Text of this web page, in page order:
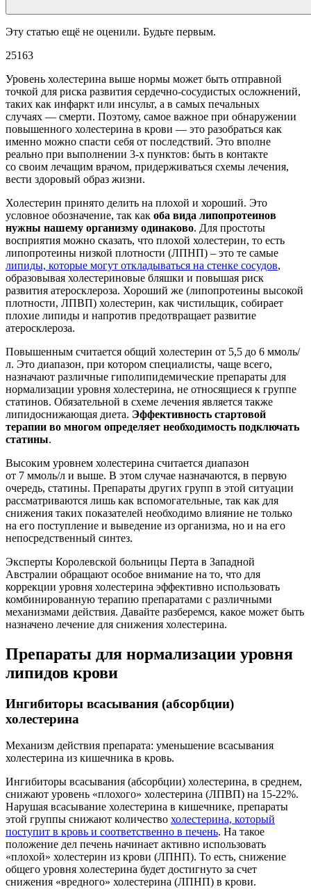
Эту статью ещё не оценили. Будьте первым.
25163
Уровень холестерина выше нормы может быть отправной
точкой для риска развития сердечно-сосудистых осложнений,
таких как инфаркт или инсульт, а в самых печальных
случаях — смерти. Поэтому, самое важное при обнаружении
повышенного холестерина в крови — это разобраться как
именно можно спасти себя от последствий. Это вполне
реально при выполнении 3-х пунктов: быть в контакте
со своим лечащим врачом, придерживаться схемы лечения,
вести здоровый образ жизни.
Холестерин принято делить на плохой и хороший. Это
условное обозначение, так как оба вида липопротеинов
нужны нашему организму одинаково. Для простоты
восприятия можно сказать, что плохой холестерин, то есть
липопротеины низкой плотности (ЛПНП) – это те самые
липиды, которые могут откладываться на стенке сосудов,
образовывая холестериновые бляшки и повышая риск
развития атеросклероза. Хороший же (липопротеины высокой
плотности, ЛПВП) холестерин, как чистильщик, собирает
плохие липиды и напротив предотвращает развитие
атеросклероза.
Повышенным считается общий холестерин от 5,5 до 6 ммоль/
л. Это диапазон, при котором специалисты, чаще всего,
назначают различные гиполипидемические препараты для
нормализации уровня холестерина, не относящиеся к группе
статинов. Обязательной в схеме лечения является также
липидоснижающая диета. Эффективность стартовой
терапии во многом определяет необходимость подключать
статины.
Высоким уровнем холестерина считается диапазон
от 7 ммоль/л и выше. В этом случае назначаются, в первую
очередь, статины. Препараты других групп в этой ситуации
рассматриваются лишь как вспомогательные, так как для
снижения таких показателей необходимо влияние не только
на его поступление и выведение из организма, но и на его
непосредственный синтез.
Эксперты Королевской больницы Перта в Западной
Австралии обращают особое внимание на то, что для
коррекции уровня холестерина эффективно использовать
комбинированную терапию препаратами с различными
механизмами действия. Давайте разберемся, какое может быть
назначено лечение для снижения холестерина.
Препараты для нормализации уровня
липидов крови
Ингибиторы всасывания (абсорбции)
холестерина
Механизм действия препарата: уменьшение всасывания
холестерина из кишечника в кровь.
Ингибиторы всасывания (абсорбции) холестерина, в среднем,
снижают уровень «плохого» холестерина (ЛПВП) на 15-22%.
Нарушая всасывание холестерина в кишечнике, препараты
этой группы снижают количество холестерина, который
поступит в кровь и соответственно в печень. На такое
положение дел печень начинает активно использовать
«плохой» холестерин из крови (ЛПНП). То есть, снижение
общего уровня холестерина будет достигнуто за счет
снижения «вредного» холестерина (ЛПНП) в крови.